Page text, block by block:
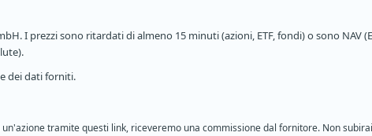
I prezzi sono ritardati di almeno 15 minuti (azioni, ETF, fondi) o sono NAV
dei dati forniti.
tramite questi link, riceveremo una commissione dal fornitore. Non